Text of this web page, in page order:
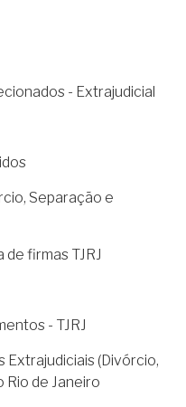
- Extrajudicial
Separação e
de firmas TJRJ
- TJRJ
Extrajudiciais (Divórcio,
Rio de Janeiro